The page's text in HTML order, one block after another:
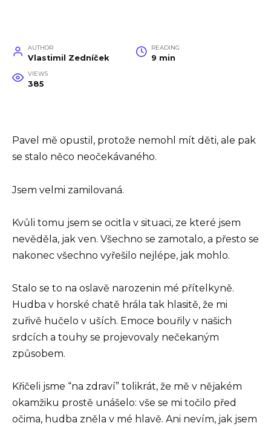
AUTHOR
Vlastimil Zedníček
READING
9 min
VIEWS
385
Pavel mě opustil, protože nemohl mít děti, ale pak
se stalo něco neočekávaného.
Jsem velmi zamilovaná.
Kvůli tomu jsem se ocitla v situaci, ze které jsem
nevěděla, jak ven. Všechno se zamotalo, a přesto se
nakonec všechno vyřešilo nejlépe, jak mohlo.
Stalo se to na oslavě narozenin mé přítelkyně.
Hudba v horské chatě hrála tak hlasitě, že mi
zuřivě hučelo v uších. Emoce bouřily v našich
srdcích a touhy se projevovaly nečekaným
způsobem.
Křičeli jsme “na zdraví” tolikrát, že mě v nějakém
okamžiku prostě unášelo: vše se mi točilo před
očima, hudba zněla v mé hlavě. Ani nevím, jak jsem